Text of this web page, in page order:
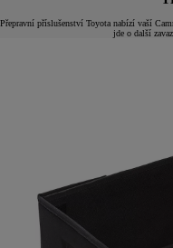
Přepravní příslušenství Toyota nabízí vaší
jde o další